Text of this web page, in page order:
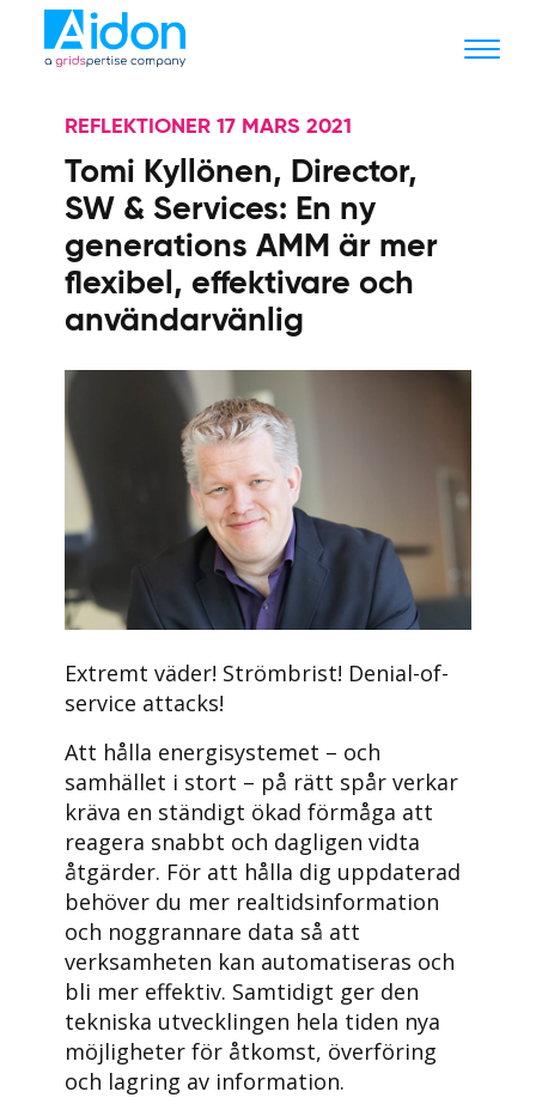
REFLEKTIONER 17 MARS 2021
Tomi Kyllönen, Director,
SW & Services: En ny
generations AMM är mer
flexibel, effektivare och
användarvänlig
Extremt väder! Strömbrist! Denial-of-
service attacks!
Att hålla energisystemet – och
samhället i stort – på rätt spår verkar
kräva en ständigt ökad förmåga att
reagera snabbt och dagligen vidta
åtgärder. För att hålla dig uppdaterad
behöver du mer realtidsinformation
och noggrannare data så att
verksamheten kan automatiseras och
bli mer effektiv. Samtidigt ger den
tekniska utvecklingen hela tiden nya
möjligheter för åtkomst, överföring
och lagring av information.